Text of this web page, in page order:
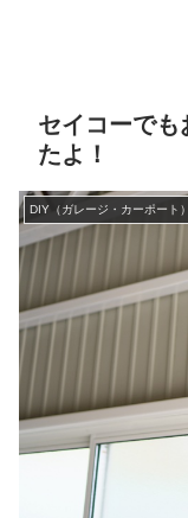
セイコーでも
たよ！
DIY（ガレージ・カーポート）